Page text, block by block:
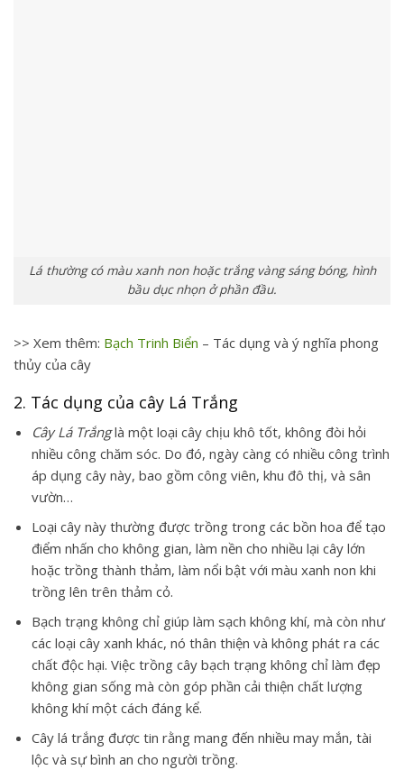
Lá thường có màu xanh non hoặc trắng vàng sáng bóng, hình
bầu dục nhọn ở phần đầu.
>> Xem thêm: Bạch Trinh Biển – Tác dụng và ý nghĩa phong
thủy của cây
2. Tác dụng của cây Lá Trắng
Cây Lá Trắnglà một loại cây chịu khô tốt, không đòi hỏi
nhiều công chăm sóc. Do đó, ngày càng có nhiều công trình
áp dụng cây này, bao gồm công viên, khu đô thị, và sân
vườn…
Loại cây này thường được trồng trong các bồn hoa để tạo
điểm nhấn cho không gian, làm nền cho nhiều lại cây lớn
hoặc trồng thành thảm, làm nổi bật với màu xanh non khi
trồng lên trên thảm cỏ.
Bạch trạng không chỉ giúp làm sạch không khí, mà còn như
các loại cây xanh khác, nó thân thiện và không phát ra các
chất độc hại. Việc trồng cây bạch trạng không chỉ làm đẹp
không gian sống mà còn góp phần cải thiện chất lượng
không khí một cách đáng kể.
Cây lá trắng được tin rằng mang đến nhiều may mắn, tài
lộc và sự bình an cho người trồng.